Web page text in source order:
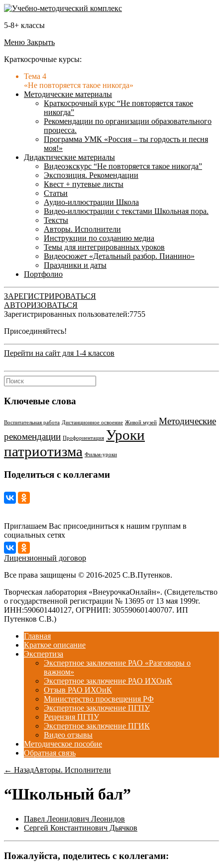
5-8+ классы
Меню Закрыть
Краткосрочные курсы:
Тема 4
«Не повторяется такое никогда»
Методические материалы
Краткосрочный курс “Не повторяется такое
никогда”
Рекомендации по организации образовательного
процесса.
Программа УМК «Россия – ты гордость и песня
моя!»
Дидактические материалы
Видеоэкскурс “Не повторяется такое никогда”
Экспозиция. Рекомендации
Квест + путевые листы
Статьи
Аудио-иллюстрации Школа
Видео-иллюстрации с текстами Школьная пора.
Тексты
Авторы. Исполнители
Инструкции по созданию медиа
Темы для интегрированных уроков
Видеосюжет «Детальный разбор. Пианино»
Праздники и даты
Портфолио
ЗАРЕГИСТРИРОВАТЬСЯ
АВТОРИЗОВАТЬСЯ
Зарегистрированных пользователей:7755
Присоединяйтесь!
Перейти на сайт для 1-4 классов
Ключевые слова
Воспитательная работа Дистанционное освоение Живой музей Методические
рекомендации Профориентация Уроки
патриотизма Фильм-уроки
Поделиться с коллегами
Приглашаем Вас присоединиться к нашим группам в
социальных сетях
Лицензионный договор
Все права защищены © 2016-2025 С.В.Путенков.
Творческая лаборатория «ВнеурочкаОнлайн». (Свидетельство
о государственной регистрации № 13695 от 13 мая 1999г.
ИНН:590601440127, ОГРНИП: 305590601400707. ИП
Путенков С.В.)
Главная
Краткое описание
Экспертиза
Экспертное заключение РАО «Разговоры о
важном»
Экспертное заключение РАО ИХОиК
Отзыв РАО ИХОиК
Министерство просвещения РФ
Экспертное заключение ПГПУ
Рецензия ПГПУ
Экспертное заключение ПГИК
Видео отзывы
Методическое пособие
Обратная связь
← НазадАвторы. Исполнители
“Школьный бал”
Павел Леонидович Леонидов
Сергей Константинович Дьячков
Пожалуйста, поделитесь с коллегами: